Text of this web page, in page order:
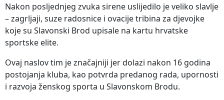
Nakon posljednjeg zvuka sirene uslijedilo je veliko slavlje
– zagrljaji, suze radosnice i ovacije tribina za djevojke
koje su Slavonski Brod upisale na kartu hrvatske
sportske elite.
Ovaj naslov tim je značajniji jer dolazi nakon 16 godina
postojanja kluba, kao potvrda predanog rada, upornosti
i razvoja ženskog sporta u Slavonskom Brodu.